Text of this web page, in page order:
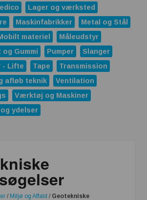
Lager og værksted
Maskinfabrikker
Metal og Stål
materiel
Måleudstyr
og Gummi Pumper
Slanger
- Lifte
Tape
Transmission
afløb teknik
Ventilation
Værktøj og Maskiner
ydelser
/ Miljø og Affald / Geotekniske